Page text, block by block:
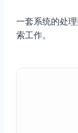
一套系统的处
索工作。